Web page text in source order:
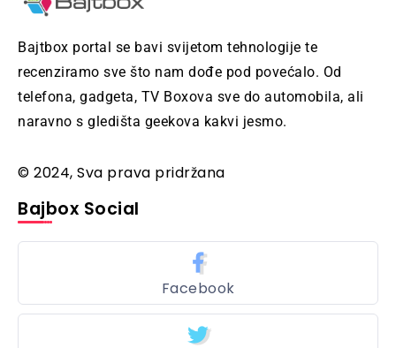
Bajtbox portal se bavi svijetom tehnologije te
recenziramo sve što nam dođe pod povećalo. Od
telefona, gadgeta, TV Boxova sve do automobila, ali
naravno s gledišta geekova kakvi jesmo.
© 2024, Sva prava pridržana
Bajbox Social
Facebook